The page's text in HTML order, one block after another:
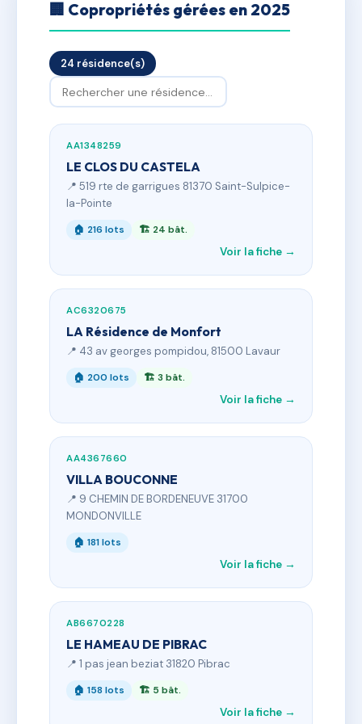
🏢 Copropriétés gérées en 2025
24 résidence(s)
AA1348259
LE CLOS DU CASTELA
📍 519 rte de garrigues 81370 Saint-Sulpice-
la-Pointe
🏠 216 lots 🏗 24 bât.
Voir la fiche →
AC6320675
LA Résidence de Monfort
📍 43 av georges pompidou, 81500 Lavaur
🏠 200 lots 🏗 3 bât.
Voir la fiche →
AA4367660
VILLA BOUCONNE
📍 9 CHEMIN DE BORDENEUVE 31700
MONDONVILLE
🏠 181 lots
Voir la fiche →
AB6670228
LE HAMEAU DE PIBRAC
📍 1 pas jean beziat 31820 Pibrac
🏠 158 lots 🏗 5 bât.
Voir la fiche →